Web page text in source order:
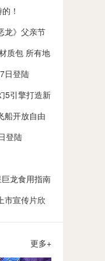
！
龙》父亲节
质包 所有地
日登陆
5引擎打造新
船开放自由
登陆
龙食用指南
市宣传片欣
更多+